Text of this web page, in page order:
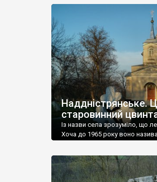
виявилося більше семи
абсолютну звичайність
оманливим – […]
Наддністрянське.
старовинний
Із назви села зрозуміло, що
Хоча до 1965 року воно
Наддністрянське
сіл. У селі є мурована